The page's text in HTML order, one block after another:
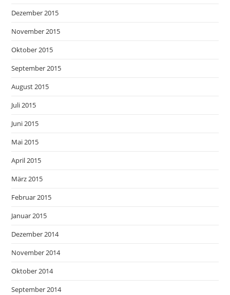
Dezember 2015
November 2015
Oktober 2015
September 2015
August 2015
Juli 2015
Juni 2015
Mai 2015
April 2015
März 2015
Februar 2015
Januar 2015
Dezember 2014
November 2014
Oktober 2014
September 2014